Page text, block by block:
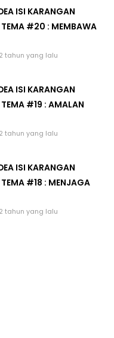
ISI KARANGAN
TEMA #20 : MEMBAWA
2 tahun yang lalu
ISI KARANGAN
#19 : AMALAN
2 tahun yang lalu
ISI KARANGAN
#18 : MENJAGA
2 tahun yang lalu